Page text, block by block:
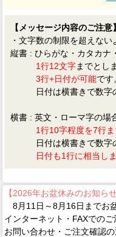
【メッセージ内容のご注意】
・文字数の制限を超えない
縦書 : ひらがな・カタカナ
1行12文字までとし
3行+日付が可能で
日付は横書きで数字の
横書 : 英文・ローマ字の場
1行10字程度を7行
日付は横書きで数字の
日付も1行に相当しま
【2026年お盆休みのお知らせ
8月11日～8月16日までお
インターネット・FAXでの
お問い合わせ・ご注文確認